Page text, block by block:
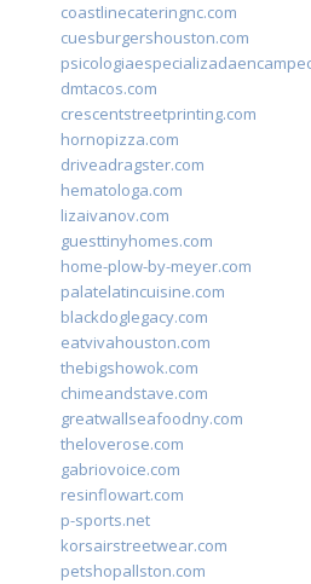
coastlinecateringnc.com
cuesburgershouston.com
dmtacos.com
crescentstreetprinting.com
hornopizza.com
driveadragster.com
hematologa.com
lizaivanov.com
guesttinyhomes.com
home-plow-by-meyer.com
palatelatincuisine.com
blackdoglegacy.com
eatvivahouston.com
thebigshowok.com
chimeandstave.com
greatwallseafoodny.com
theloverose.com
gabriovoice.com
resinflowart.com
p-sports.net
korsairstreetwear.com
petshopallston.com